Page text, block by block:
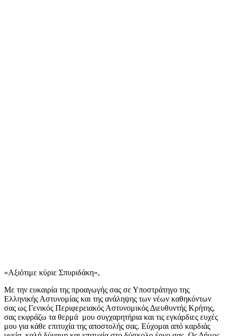
«Αξιότιμε κύριε Σπυριδάκη»,
Με την ευκαιρία της προαγωγής σας σε Υποστράτηγο της
Ελληνικής Αστυνομίας και της ανάληψης των νέων καθηκόντων
σας ως Γενικός Περιφερειακός Αστυνομικός Διευθυντής Κρήτης,
σας εκφράζω τα θερμά μου συγχαρητήρια και τις εγκάρδιες ευχές
μου για κάθε επιτυχία της αποστολής σας. Εύχομαι από καρδιάς